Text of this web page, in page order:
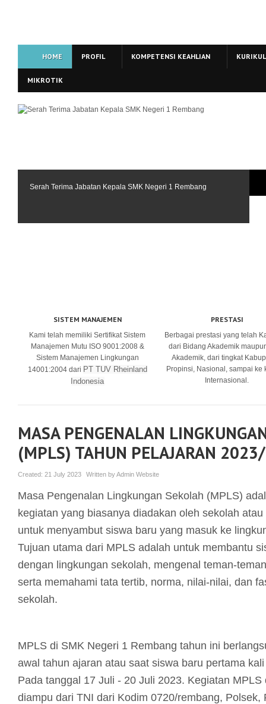
HOME PROFIL KOMPETENSI KEAHLIAN
MIKROTIK
Serah Terima Jabatan Kepala SMK Negeri 1 Rembang
SISTEM MANAJEMEN
Kami telah memiliki Sertifikat Sistem
Manajemen Mutu ISO 9001:2008 &
Sistem Manajemen Lingkungan
14001:2004 dari PT TUV Rheinland
Indonesia
PRESTASI
Berbagai prestasi yang telah
dari Bidang Akademik
Akademik, dari tingkat
Propinsi, Nasional, sampai ke
Internasional.
MASA PENGENALAN
(MPLS) TAHUN PELAJARAN
Created: 21 July 2023 Written byAdmin Website
Masa Pengenalan Lingkungan Sekolah (MPLS)
kegiatan yang biasanya diadakan oleh sekolah
untuk menyambut siswa baru yang masuk ke
Tujuan utama dari MPLS adalah untuk membantu
dengan lingkungan sekolah, mengenal teman-
serta memahami tata tertib, norma, nilai-nilai, dan
sekolah.
MPLS di SMK Negeri 1 Rembang tahun ini
awal tahun ajaran atau saat siswa baru pertama
Pada tanggal 17 Juli - 20 Juli 2023. Kegiatan MPLS
diampu dari TNI dari Kodim 0720/rembang, Polsek,